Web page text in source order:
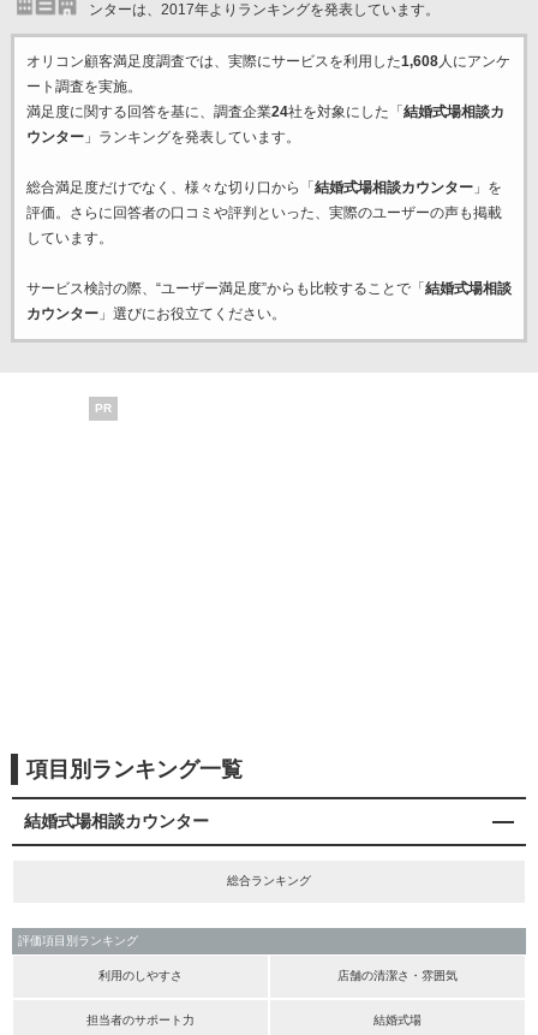
ンターは、2017年よりランキングを発表しています。
オリコン顧客満足度調査では、実際にサービスを利用した1,608人にアンケ
ート調査を実施。
満足度に関する回答を基に、調査企業24社を対象にした「 結婚式場相談カ
ウンター」ランキングを発表しています。
総合満足度だけでなく、様々な切り口から「 結婚式場相談カウンター」を
評価。さらに回答者の口コミや評判といった、実際のユーザーの声も掲載
しています。
サービス検討の際、“ユーザー満足度”からも比較することで「 結婚式場相談
カウンター」選びにお役立てください。
PR
項目別ランキング一覧
結婚式場相談カウンター
総合ランキング
評価項目別ランキング
利用のしやすさ 店舗の清潔さ・雰囲気
担当者のサポート力 結婚式場